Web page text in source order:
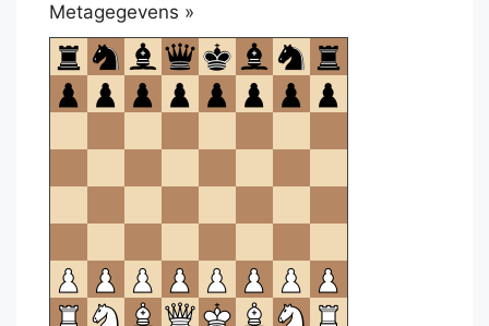
Metagegevens »
om
te
openen.